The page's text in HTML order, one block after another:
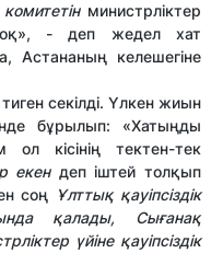
комитетінминистрліктер
жоқ», - деп жедел хат
Астананың келешегіне
секілді. Үлкен жиын
бұрылып: «Хатыңды
кісінің тектен-тек
екендеп іштей толқып
соң Ұлттық қауіпсіздік
қалады, Сығанақ
үйіне қауіпсіздік